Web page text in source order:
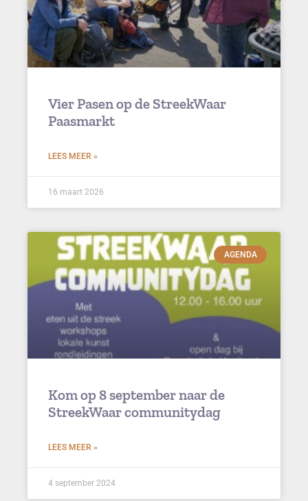
Vier Pasen op de StreekWaar
Paasmarkt
LEES MEER »
16 maart 2026
AGENDA
Kom op 8 september naar de
StreekWaar communitydag
LEES MEER »
4 september 2024